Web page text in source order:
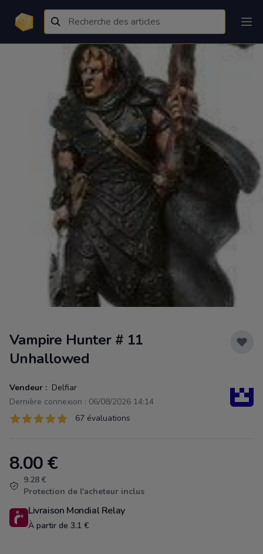
Vampire Hunter # 11
Unhallowed
Vendeur : Delfiar
Dernière connexion : 06/08/2026 14:14
Évaluations
67 sur 5 étoiles 67 évaluations
Product information
8.00€
9.28 €
Protection de l'acheteur inclus
Livraison Mondial Relay
À partir de 3.1 €